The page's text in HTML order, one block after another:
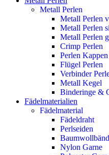
Metall Perlen
Metall Perlen
Metall Perlen
Metall Perlen
Crimp Perlen
Perlen Kappen
Flügel Perlen
Verbinder
Metall Kegel
Binderinge &
Fädelmaterialien
Fädelmaterial
Fädeldraht
Perlseiden
Nylon Garne